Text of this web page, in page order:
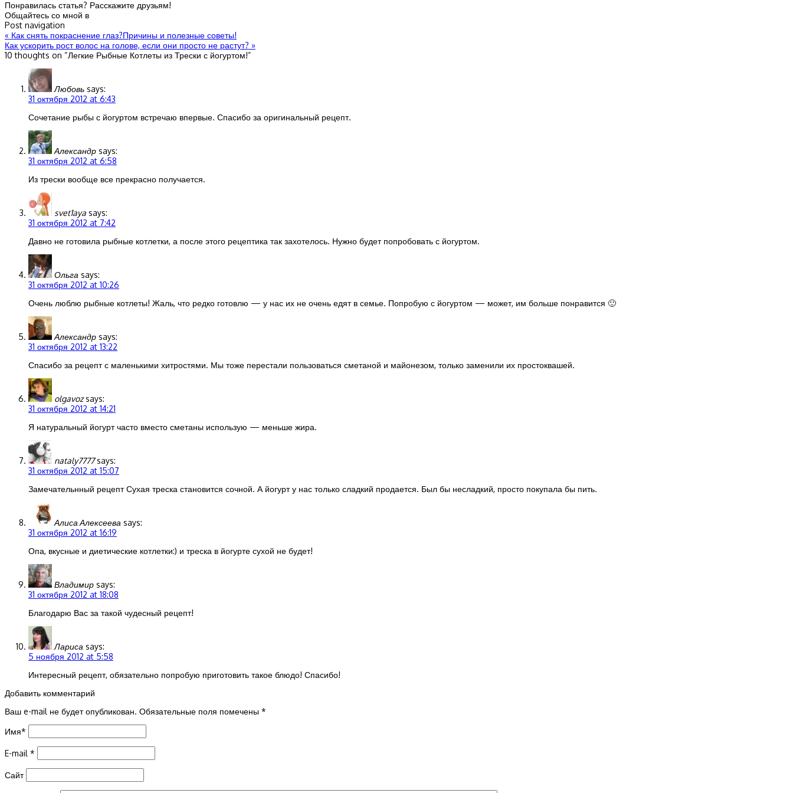
Понравилась статья? Расскажите друзьям!
Общайтесь со мной в
Post navigation
« Как снять покраснение глаз?Причины и полезные советы!
Как ускорить рост волос на голове, если они просто не растут? »
10 thoughts on “Легкие Рыбные Котлеты из Трески с йогуртом!”
Любовь says:
31 октября 2012 at 6:43
Сочетание рыбы с йогуртом встречаю впервые. Спасибо за оригинальный рецепт.
Александр says:
31 октября 2012 at 6:58
Из трески вообще все прекрасно получается.
svet1aya says:
31 октября 2012 at 7:42
Давно не готовила рыбные котлетки, а после этого рецептика так захотелось. Нужно будет попробовать с йогуртом.
Ольга says:
31 октября 2012 at 10:26
Очень люблю рыбные котлеты! Жаль, что редко готовлю — у нас их не очень едят в семье. Попробую с йогуртом — может, им больше понравится 🙂
Александр says:
31 октября 2012 at 13:22
Спасибо за рецепт с маленькими хитростями. Мы тоже перестали пользоваться сметаной и майонезом, только заменили их простоквашей.
olgavoz says:
31 октября 2012 at 14:21
Я натуральный йогурт часто вместо сметаны использую — меньше жира.
nataly7777 says:
31 октября 2012 at 15:07
Замечательнный рецепт Сухая треска становится сочной. А йогурт у нас только сладкий продается. Был бы несладкий, просто покупала бы пить.
Алиса Алексеева says:
31 октября 2012 at 16:19
Опа, вкусные и диетические котлетки:) и треска в йогурте сухой не будет!
Владимир says:
31 октября 2012 at 18:08
Благодарю Вас за такой чудесный рецепт!
Лариса says:
5 ноября 2012 at 5:58
Интересный рецепт, обязательно попробую приготовить такое блюдо! Спасибо!
Добавить комментарий
Ваш e-mail не будет опубликован. Обязательные поля помечены *
Имя*
E-mail *
Сайт